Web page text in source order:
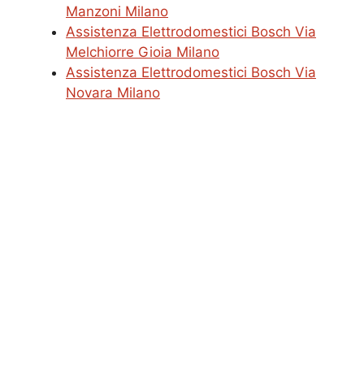
Manzoni Milano
Assistenza Elettrodomestici Bosch Via
Melchiorre Gioia Milano
Assistenza Elettrodomestici Bosch Via
Novara Milano